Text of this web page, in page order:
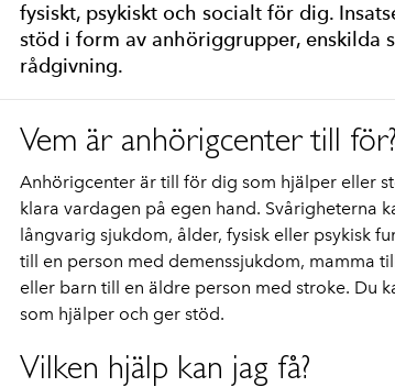
fysiskt, psykiskt och socialt för dig.
stöd i form av anhöriggrupper, enskilda
rådgivning.
Vem är anhörigcenter till för?
Anhörigcenter är till för dig som hjälper eller
klara vardagen på egen hand. Svårigheterna
långvarig sjukdom, ålder, fysisk eller psykisk
till en person med demenssjukdom, mamma
eller barn till en äldre person med stroke. Du
som hjälper och ger stöd.
Vilken hjälp kan jag få?